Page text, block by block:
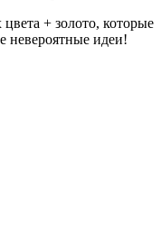
+ золото, которые
невероятные идеи!